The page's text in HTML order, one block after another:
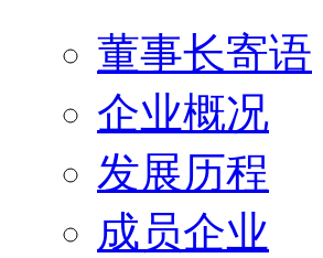
董事长寄语
企业概况
发展历程
成员企业